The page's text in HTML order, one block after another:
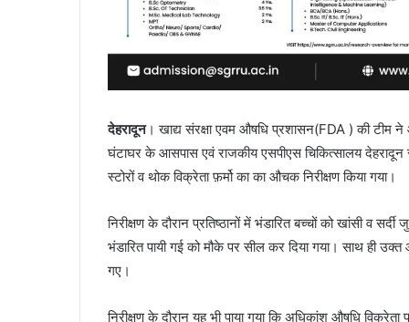
देहरादून। खाद्य संरक्षा एवम औषधि प्रशासन(FDA ) की टीम
घंटाघर के आसपास एवं राजकीय एसपीएस चिकित्सालय
स्टोरों व थोक विक्रेता फ़र्मो का का औचक निरीक्षण किया गया।
निरीक्षण के दौरान प्रतिष्ठानों में भंडारित बच्चों को खांसी व
भंडारित पायी गई को मौके पर सील कर दिया गया। साथ ही
गए।
निरीक्षण के दौरान यह भी पाया गया कि अधिकांश औषधि विक्रेता